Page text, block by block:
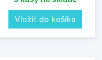
Vložiť do košíka